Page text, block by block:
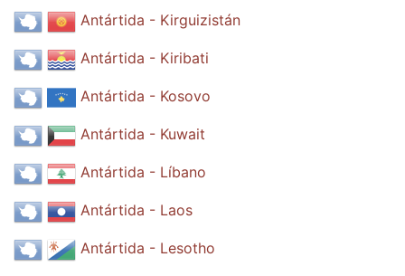
Antártida - Kirguizistán
Antártida - Kiribati
Antártida - Kosovo
Antártida - Kuwait
Antártida - Líbano
Antártida - Laos
Antártida - Lesotho